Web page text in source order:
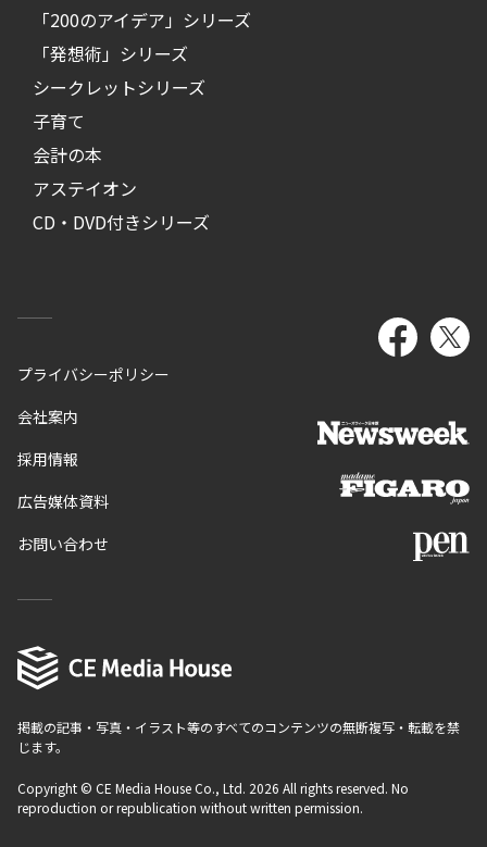
「200のアイデア」シリーズ
「発想術」シリーズ
シークレットシリーズ
子育て
会計の本
アステイオン
CD・DVD付きシリーズ
プライバシーポリシー
会社案内
採用情報
広告媒体資料
お問い合わせ
掲載の記事・写真・イラスト等のすべてのコンテンツの無断複写・転載を禁
じます。
Copyright © CE Media House Co., Ltd. 2026 All rights reserved. No
reproduction or republication without written permission.